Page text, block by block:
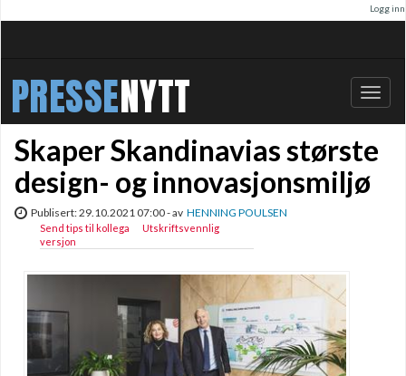
Logg inn
PRESSENYTT
Bytt
Skaper Skandinavias største
design- og innovasjonsmiljø
Publisert: 29.10.2021 07:00 - av HENNING POULSEN
Send tips til kollega
Utskriftsvennlig
versjon